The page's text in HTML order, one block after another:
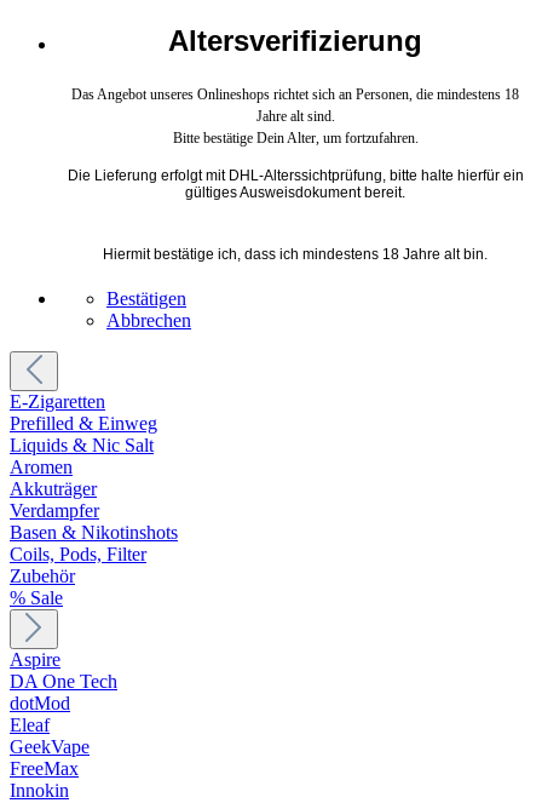
Altersverifizierung
Das Angebot unseres Onlineshops richtet sich an Personen, die mindestens 18
Jahre alt sind.
Bitte bestätige Dein Alter, um fortzufahren.
Die Lieferung erfolgt mit DHL-Alterssichtprüfung, bitte halte hierfür ein
gültiges Ausweisdokument bereit.
Hiermit bestätige ich, dass ich mindestens 18 Jahre alt bin.
Bestätigen
Abbrechen
E-Zigaretten
Prefilled & Einweg
Liquids & Nic Salt
Aromen
Akkuträger
Verdampfer
Basen & Nikotinshots
Coils, Pods, Filter
Zubehör
% Sale
Aspire
DA One Tech
dotMod
Eleaf
GeekVape
FreeMax
Innokin